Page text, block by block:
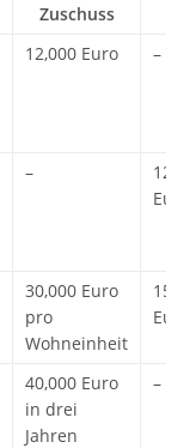
Zuschuss
12,000 Euro –
–
Euro
30,000 Euro
pro
Wohneinheit
Euro
40,000 Euro
in drei
Jahren
–